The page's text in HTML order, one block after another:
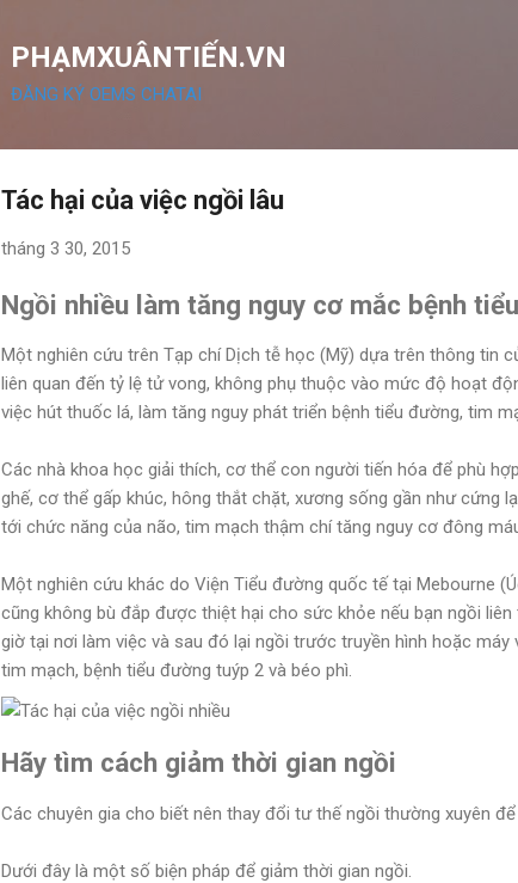
PHẠMXUÂNTIẾN.VN
ĐĂNG KÝ OEMS CHATAI
Tác hại của việc ngồi lâu
tháng 3 30, 2015
Ngồi nhiều làm tăng nguy cơ mắc bệnh
Một nghiên cứu trên Tạp chí Dịch tễ học (Mỹ) dựa trên thông tin
liên quan đến tỷ lệ tử vong, không phụ thuộc vào mức độ hoạt
việc hút thuốc lá, làm tăng nguy phát triển bệnh tiểu đường, tim
Các nhà khoa học giải thích, cơ thể con người tiến hóa để phù
ghế, cơ thể gấp khúc, hông thắt chặt, xương sống gần như cứng
tới chức năng của não, tim mạch thậm chí tăng nguy cơ đông
Một nghiên cứu khác do Viện Tiểu đường quốc tế tại Mebourne
cũng không bù đắp được thiệt hại cho sức khỏe nếu bạn ngồi
giờ tại nơi làm việc và sau đó lại ngồi trước truyền hình hoặc
tim mạch, bệnh tiểu đường tuýp 2 và béo phì.
Hãy tìm cách giảm thời gian ngồi
Các chuyên gia cho biết nên thay đổi tư thế ngồi thường xuyên
Dưới đây là một số biện pháp để giảm thời gian ngồi.